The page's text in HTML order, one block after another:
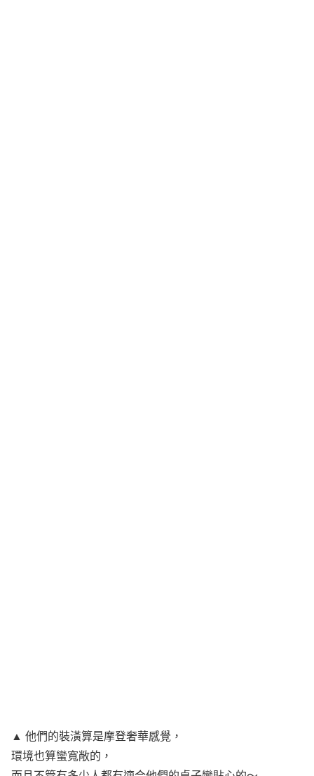
▲ 他們的裝潢算是摩登奢華感覺，
環境也算蠻寬敞的，